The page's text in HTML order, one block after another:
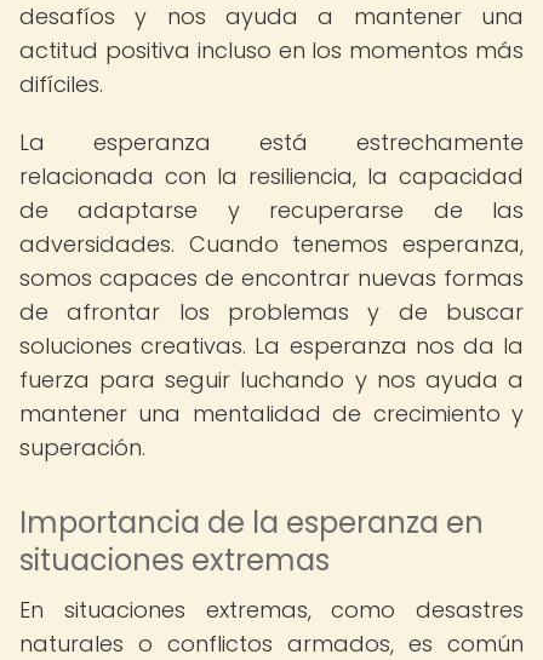
desafíos y nos ayuda a mantener una
actitud positiva incluso en los momentos más
difíciles.
La esperanza está estrechamente
relacionada con la resiliencia, la capacidad
de adaptarse y recuperarse de las
adversidades. Cuando tenemos esperanza,
somos capaces de encontrar nuevas formas
de afrontar los problemas y de buscar
soluciones creativas. La esperanza nos da la
fuerza para seguir luchando y nos ayuda a
mantener una mentalidad de crecimiento y
superación.
Importancia de la esperanza en
situaciones extremas
En situaciones extremas, como desastres
naturales o conflictos armados, es común